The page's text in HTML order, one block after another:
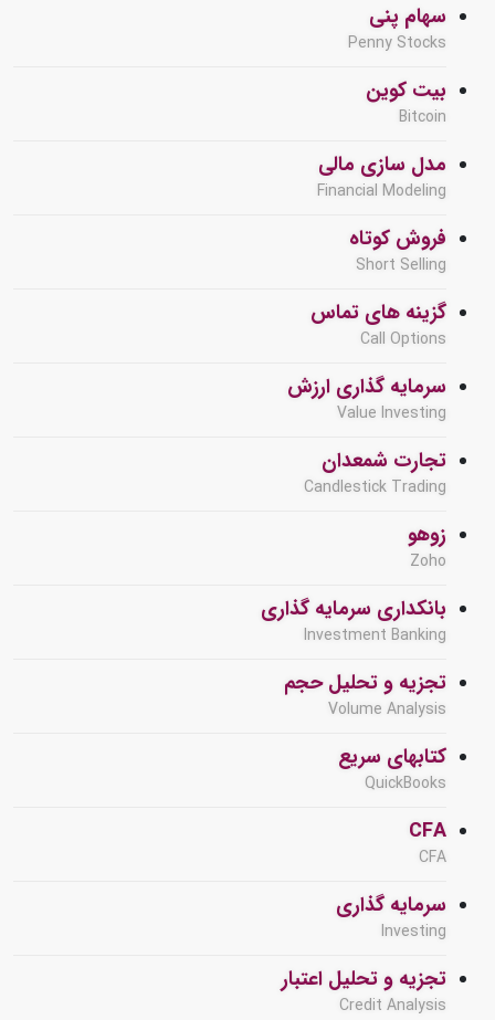
سهام پنی
Penny Stocks
بیت کوین
Bitcoin
مدل سازی مالی
Financial Modeling
فروش کوتاه
Short Selling
گزینه های تماس
Call Options
سرمایه گذاری ارزش
Value Investing
تجارت شمعدان
Candlestick Trading
زوهو
Zoho
بانکداری سرمایه گذاری
Investment Banking
تجزیه و تحلیل حجم
Volume Analysis
کتابهای سریع
QuickBooks
CFA
CFA
سرمایه گذاری
Investing
تجزیه و تحلیل اعتبار
Credit Analysis